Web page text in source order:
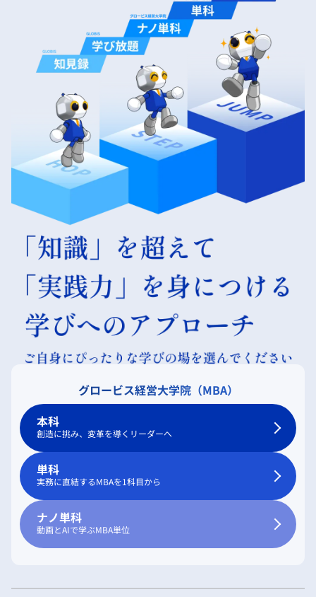
グロービス経営大学院（MBA）
本科
創造に挑み、変革を導くリーダーへ
単科
実務に直結するMBAを1科目から
ナノ単科
動画とAIで学ぶMBA単位